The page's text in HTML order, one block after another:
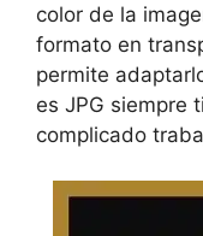
color de la
formato en
permite
es JPG siempre
complicado